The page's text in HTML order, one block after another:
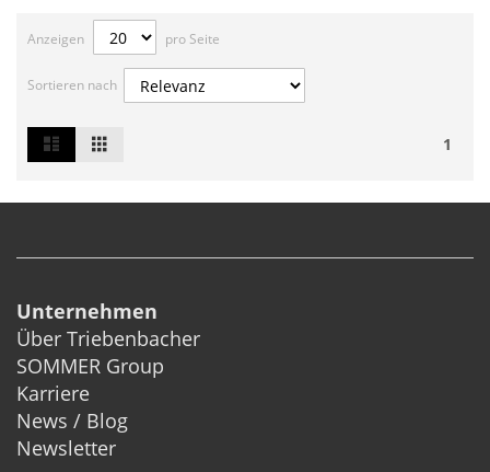
Anzeigen pro Seite
Sortieren nach
1
Ansicht
Unternehmen
Über Triebenbacher
SOMMER Group
Karriere
News / Blog
Newsletter